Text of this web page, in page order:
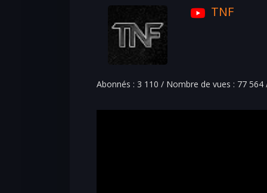
TNF
Abonnés : 3 110 / Nombre de vues : 77